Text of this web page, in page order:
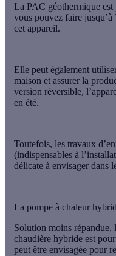
La PAC géothermique
vous pouvez faire jusqu’à
cet appareil.
Elle peut également
maison et assurer la
version réversible,
en été.
Toutefois, les travaux
(indispensables à
délicate à envisager dans
La pompe à chaleur
Solution moins répandue,
chaudière hybride est
peut être envisagée pour